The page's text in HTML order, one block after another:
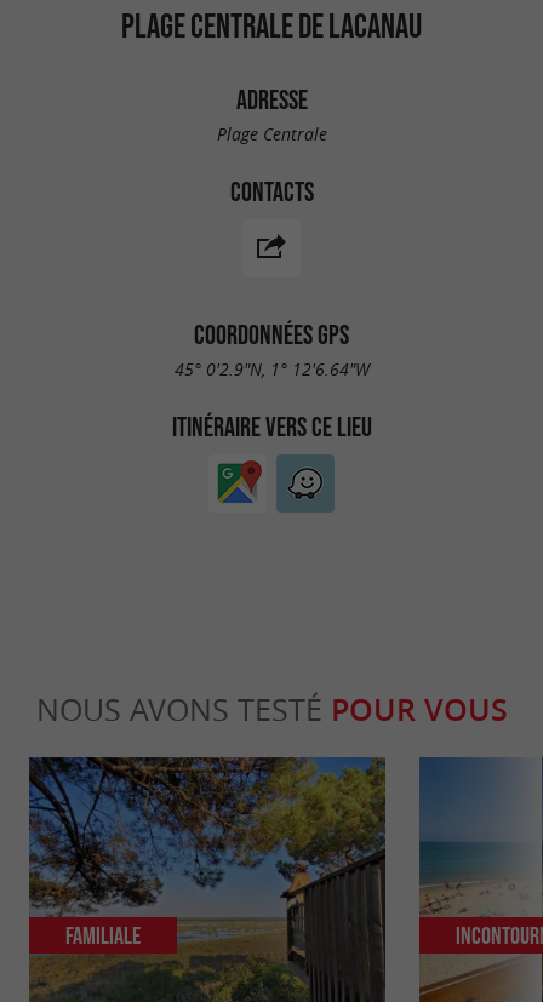
PLAGE CENTRALE DE LACANAU
ADRESSE
Plage Centrale
CONTACTS
COORDONNÉES GPS
45° 0'2.9"N, 1° 12'6.64"W
ITINÉRAIRE VERS CE LIEU
NOUS AVONS TESTÉ POUR VOUS
Familiale